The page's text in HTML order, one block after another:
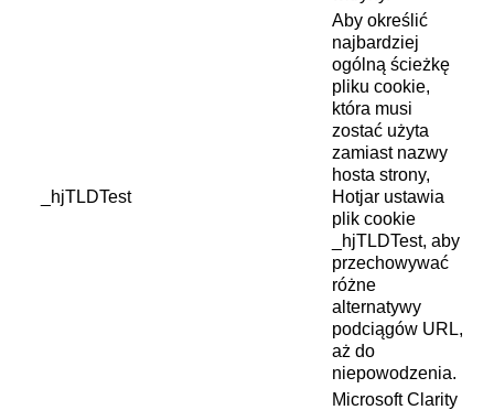
_hjTLDTest
Aby określić
najbardziej
ogólną ścieżkę
pliku cookie,
która musi
zostać użyta
zamiast nazwy
hosta strony,
Hotjar ustawia
plik cookie
_hjTLDTest, aby
przechowywać
różne
alternatywy
podciągów URL,
aż do
niepowodzenia.
Microsoft Clarity